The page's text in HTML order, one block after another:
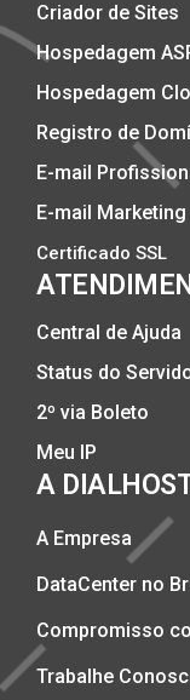
Criador de Sites
Hospedagem
Hospedagem
Registro de
E-mail
E-mail Marketing
Certificado SSL
Central de Ajuda
Status do
2º via Boleto
Meu IP
A
A Empresa
DataCenter no
Compromisso
Trabalhe